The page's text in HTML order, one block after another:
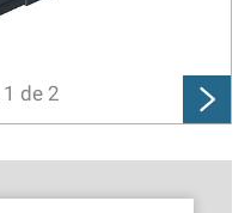
1 de 2